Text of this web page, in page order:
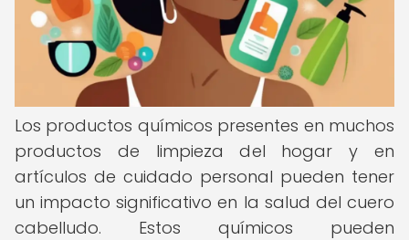
Los productos químicos presentes en muchos
productos de limpieza del hogar y en
artículos de cuidado personal pueden tener
un impacto significativo en la salud del cuero
cabelludo. Estos químicos pueden